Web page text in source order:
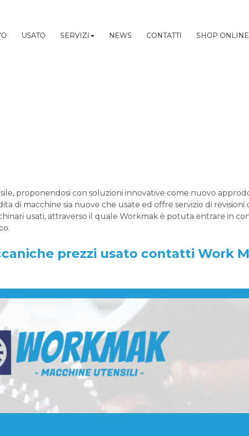
USATO SERVIZI NEWS CONTATTI SHOP ONLINE
proponendosi con soluzioni innovative come nuovo
di macchine sia nuove che usate ed offre servizio di revisioni
usati, attraverso il quale Workmak è potuta entrare in
prezzi usato contatti Work